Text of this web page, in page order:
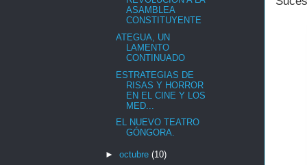
ASAMBLEA
CONSTITUYENTE
ATEGUA, UN
LAMENTO
CONTINUADO
ESTRATEGIAS DE
RISAS Y HORROR
EN EL CINE Y LOS
MED...
EL NUEVO TEATRO
GÓNGORA.
► octubre (10)